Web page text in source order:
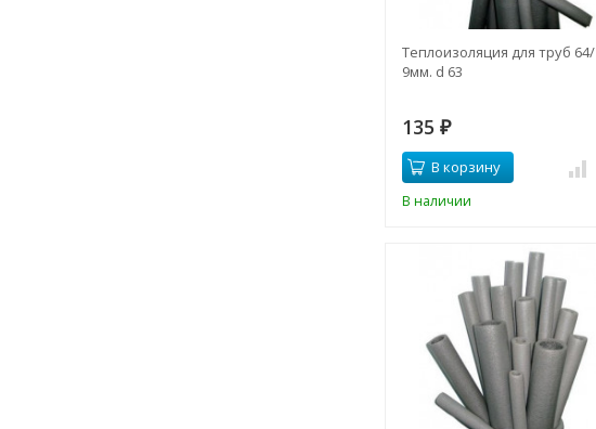
Теплоизоляция для труб 64/
9мм. d 63
135 ₽
В корзину
В наличии